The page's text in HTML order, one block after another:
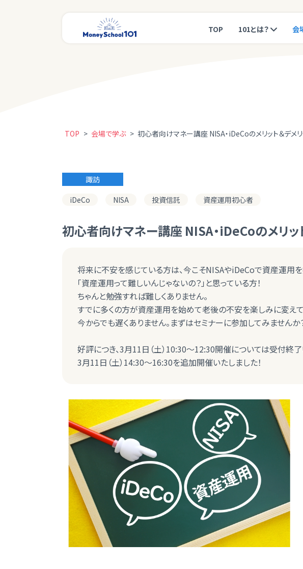
TOP 101とは？ 会
TOP > 会場で学ぶ > 初心者向けマネー講座 NISA・iDeCoのメリット＆デメリ
諏訪
iDeCo
NISA 投資信託 資産運用初心者
初心者向けマネー講座 NISA・iDeCoのメリッ
将来に不安を感じている方は、今こそNISAやiDeCoで資産運用を
「資産運用って難しいんじゃないの？」と思っている方！
ちゃんと勉強すれば難しくありません。
すでに多くの方が資産運用を始めて老後の不安を楽しみに変えて
今からでも遅くありません。まずはセミナーに参加してみませんか
好評につき、3月11日（土）10:30～12:30開催については受付終了
3月11日（土）14:30～16:30を追加開催いたしました！